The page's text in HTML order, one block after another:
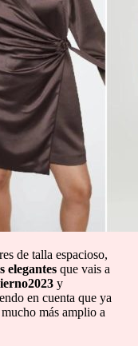
de talla espacioso,
elegantes que vais a
y
en cuenta que ya
más amplio a